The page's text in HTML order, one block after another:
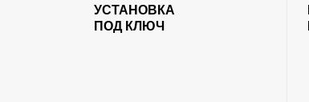
УСТАНОВКА
ПОД КЛЮЧ